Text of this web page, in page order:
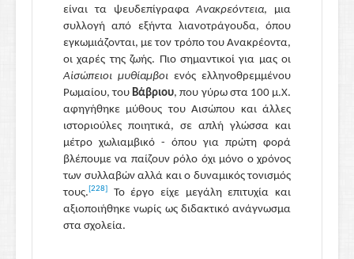
είναι τα ψευδεπίγραφαΑνακρεόντεια, μια
συλλογή από εξήντα λιανοτράγουδα, όπου
εγκωμιάζονται, με τον τρόπο του Ανακρέοντα,
οι χαρές της ζωής. Πιο σημαντικοί για μας οι
Αἰσώπειοι μυθίαμβοι ενός ελληνοθρεμμένου
Ρωμαίου, τουΒάβριου, που γύρω στα 100 μ.Χ.
αφηγήθηκε μύθους του Αισώπου και άλλες
ιστοριούλες ποιητικά, σε απλή γλώσσα και
μέτρο χωλιαμβικό - όπου για πρώτη φορά
βλέπουμε να παίζουν ρόλο όχι μόνο ο χρόνος
των συλλαβών αλλά και ο δυναμικός τονισμός
τους. [228]
Το έργο είχε μεγάλη επιτυχία και
αξιοποιήθηκε νωρίς ως διδακτικό ανάγνωσμα
στα σχολεία.